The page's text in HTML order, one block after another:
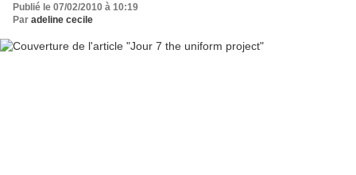
Publié le 07/02/2010 à 10:19
Par adeline cecile